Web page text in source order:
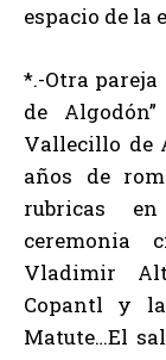
espacio de la
*.-Otra pareja
de
Vallecillo de
años de
rubricas
ceremonia
Vladimir
Copantl y
Matute…El